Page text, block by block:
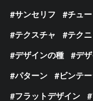
サンセリフ
チュ
テクスチャ
テク
デザインの種
デ
パターン
ビンテ
フラットデザイン